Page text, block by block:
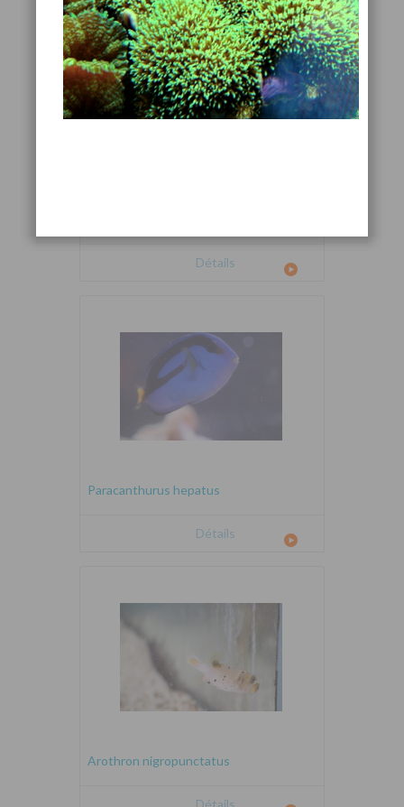
Détails
Paracanthurus hepatus
Détails
Arothron nigropunctatus
Détails